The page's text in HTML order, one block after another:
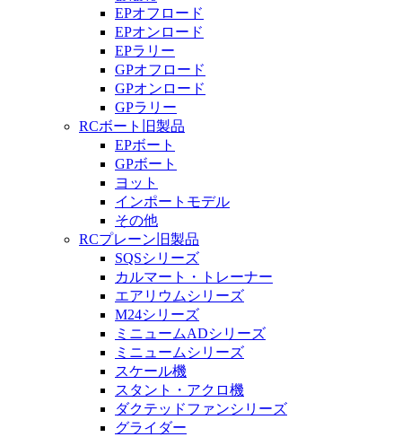
EPオフロード
EPオンロード
EPラリー
GPオフロード
GPオンロード
GPラリー
RCボート旧製品
EPボート
GPボート
ヨット
インポートモデル
その他
RCプレーン旧製品
SQSシリーズ
カルマート・トレーナー
エアリウムシリーズ
M24シリーズ
ミニュームADシリーズ
ミニュームシリーズ
スケール機
スタント・アクロ機
ダクテッドファンシリーズ
グライダー